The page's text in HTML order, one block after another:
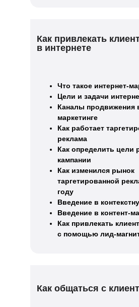
Как привлекать
в интернете
Что такое интернет-
Цели и задачи
Каналы продвижения
маркетинге
Как работает
реклама
Как определить цели
кампании
Как изменился рынок
таргетированной
году
Введение в
Введение в контент-
Как привлекать
с помощью лид-
Как общаться с